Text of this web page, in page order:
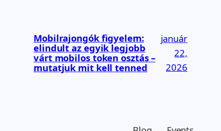
Mobilrajongók figyelem:
elindult az egyik legjobb
várt mobilos token osztás –
mutatjuk mit kell tenned
január
22,
2026